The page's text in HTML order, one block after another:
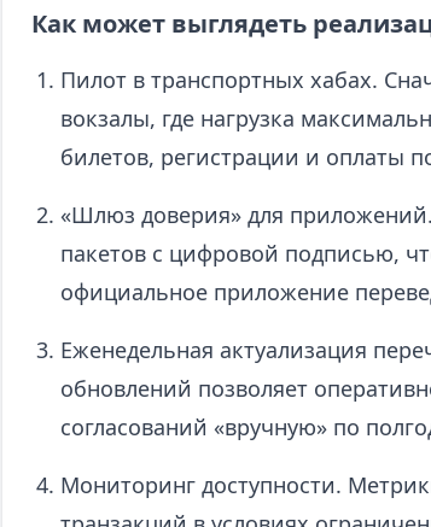
Как может выглядеть
Пилот в транспортных хабах.
вокзалы, где нагрузка
билетов, регистрации и оплаты
«Шлюз доверия» для
пакетов с цифровой подписью,
официальное приложение
Еженедельная актуализация
обновлений позволяет
согласований «вручную» по
Мониторинг доступности.